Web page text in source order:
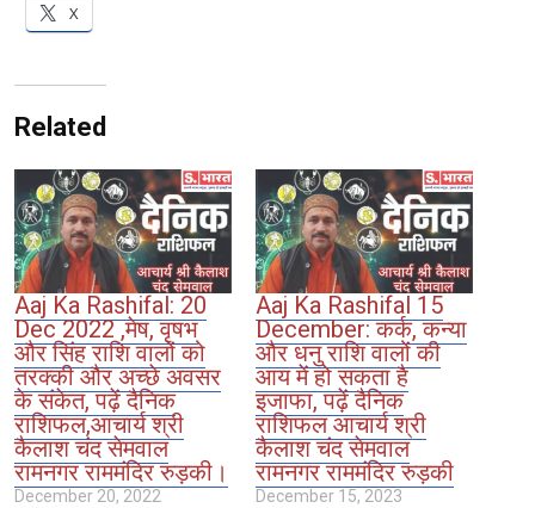
X
Related
Aaj Ka Rashifal: 20
Dec 2022 ,मेष, वृषभ
और सिंह राशि वालों को
तरक्की और अच्छे अवसर
के संकेत, पढ़ें दैनिक
राशिफल,आचार्य श्री
कैलाश चंद सेमवाल
रामनगर राममंदिर रुड़की।
December 20, 2022
Aaj Ka Rashifal 15
December: कर्क, कन्या
और धनु राशि वालों की
आय में हो सकता है
इजाफा, पढ़ें दैनिक
राशिफल आचार्य श्री
कैलाश चंद सेमवाल
रामनगर राममंदिर रुड़की
December 15, 2023